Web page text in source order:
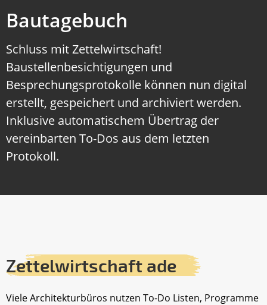
Bautagebuch
Schluss mit Zettelwirtschaft!
Baustellenbesichtigungen und
Besprechungsprotokolle können nun digital
erstellt, gespeichert und archiviert werden.
Inklusive automatischem Übertrag der
vereinbarten To-Dos aus dem letzten
Protokoll.
Zettelwirtschaft ade
Viele Architekturbüros nutzen To-Do Listen, Programme